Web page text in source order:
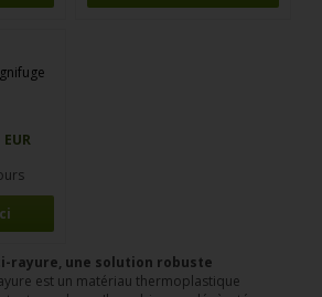
rayure, une solution robuste
est un matériau thermoplastique